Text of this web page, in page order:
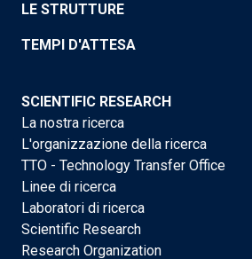
LE STRUTTURE
TEMPI D'ATTESA
SCIENTIFIC RESEARCH
La nostra ricerca
L'organizzazione della ricerca
TTO - Technology Transfer Office
Linee di ricerca
Laboratori di ricerca
Scientific Research
Research Organization